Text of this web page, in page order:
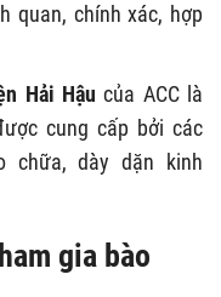
quan, chính xác, hợp
Hải Hậu của ACC là
cung cấp bởi các
chữa, dày dặn kinh
gia bào